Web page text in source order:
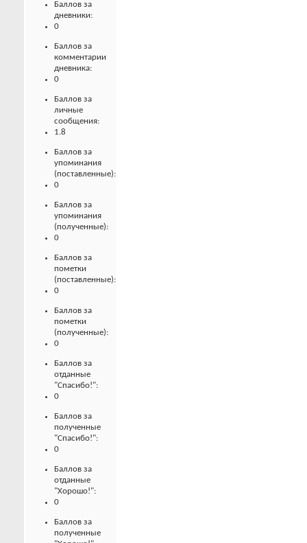
Баллов за
дневники:
0
Баллов за
комментарии
дневника:
0
Баллов за
личные
сообщения:
1.8
Баллов за
упоминания
(поставленные):
0
Баллов за
упоминания
(полученные):
0
Баллов за
пометки
(поставленные):
0
Баллов за
пометки
(полученные):
0
Баллов за
отданные
"Спасибо!":
0
Баллов за
полученные
"Спасибо!":
0
Баллов за
отданные
"Хорошо!":
0
Баллов за
полученные